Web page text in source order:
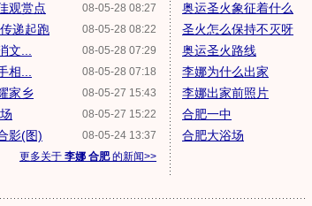
08-05-28 08:27
观赏点
08-05-28 08:22
递起跑
08-05-28 07:29
文...
08-05-28 07:18
相...
08-05-27 15:43
家乡
08-05-27 15:22
08-05-24 13:37
影(图)
更多关于 李娜 合肥的新闻>>
奥运圣火象征着什么
圣火怎么保持不灭呀
奥运圣火路线
李娜为什么出家
李娜出家前照片
合肥一中
合肥大浴场